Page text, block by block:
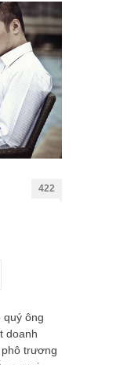
422
quý ông
doanh
trương